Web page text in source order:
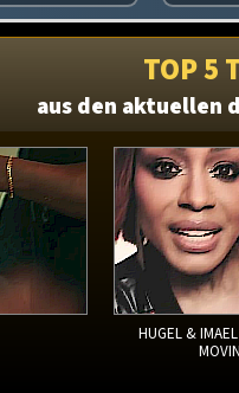
TOP 5
aus den aktuellen
HUGEL &